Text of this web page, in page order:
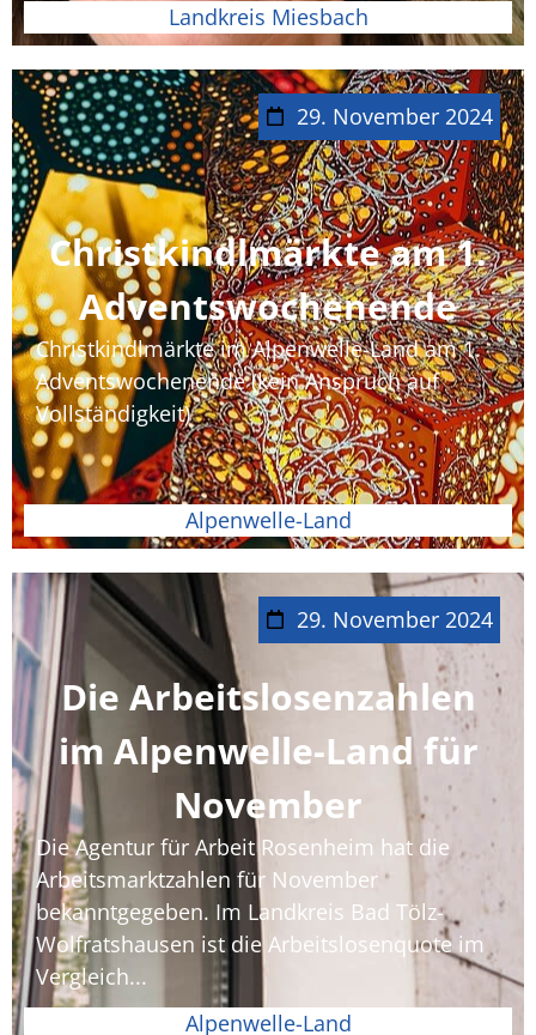
Landkreis Miesbach
29. November 2024
Christkindlmärkte am 1.
Adventswochenende
Christkindlmärkte im Alpenwelle-Land am 1.
Adventswochenende (kein Anspruch auf
Vollständigkeit)
Alpenwelle-Land
29. November 2024
Die Arbeitslosenzahlen
im Alpenwelle-Land für
November
Die Agentur für Arbeit Rosenheim hat die
Arbeitsmarktzahlen für November
bekanntgegeben. Im Landkreis Bad Tölz-
Wolfratshausen ist die Arbeitslosenquote im
Vergleich...
Alpenwelle-Land